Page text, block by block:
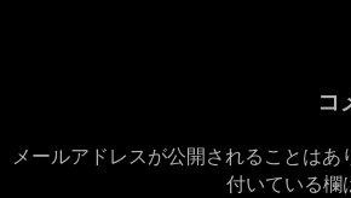
コ
メールアドレスが公開されることはあ
付いている欄